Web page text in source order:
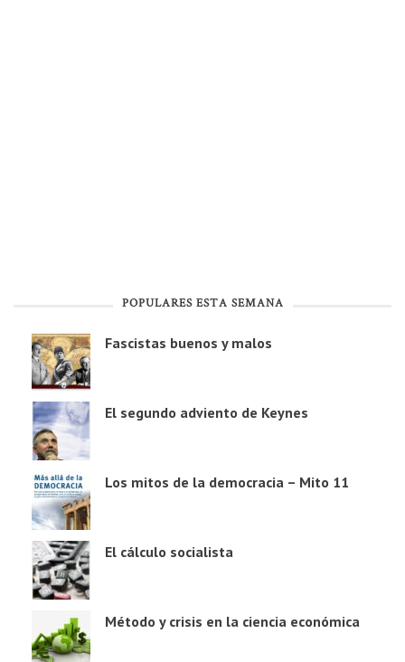
POPULARES ESTA SEMANA
Fascistas buenos y malos
El segundo adviento de Keynes
Los mitos de la democracia – Mito 11
El cálculo socialista
Método y crisis en la ciencia económica